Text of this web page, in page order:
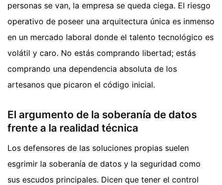
personas se van, la empresa se queda ciega. El riesgo
operativo de poseer una arquitectura única es inmenso
en un mercado laboral donde el talento tecnológico es
volátil y caro. No estás comprando libertad; estás
comprando una dependencia absoluta de los
artesanos que picaron el código inicial.
El argumento de la soberanía de datos
frente a la realidad técnica
Los defensores de las soluciones propias suelen
esgrimir la soberanía de datos y la seguridad como
sus escudos principales. Dicen que tener el control